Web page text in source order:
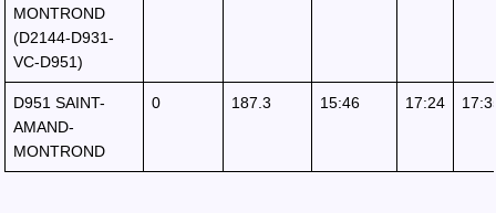
MONTROND
(D2144-D931-
VC-D951)
D951 SAINT-
AMAND-
MONTROND
0 187.3 15:46 17:24